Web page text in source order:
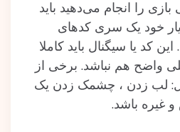
را انجام می‌دهید باید
یار خود یک سری کدهای
کد یا سیگنال باید کاملا
واضح هم نباشد. برخی از
لب زدن ، چشمک زدن یک
غیره باشد.